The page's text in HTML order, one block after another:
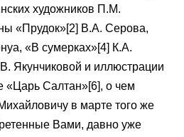
художников П.М.
«Прудок»[2] В.А. Серова,
«В сумерках»[4] К.А.
Якунчиковой и иллюстрации
«Царь Салтан»[6], о чем
в марте того же
Вами, давно уже